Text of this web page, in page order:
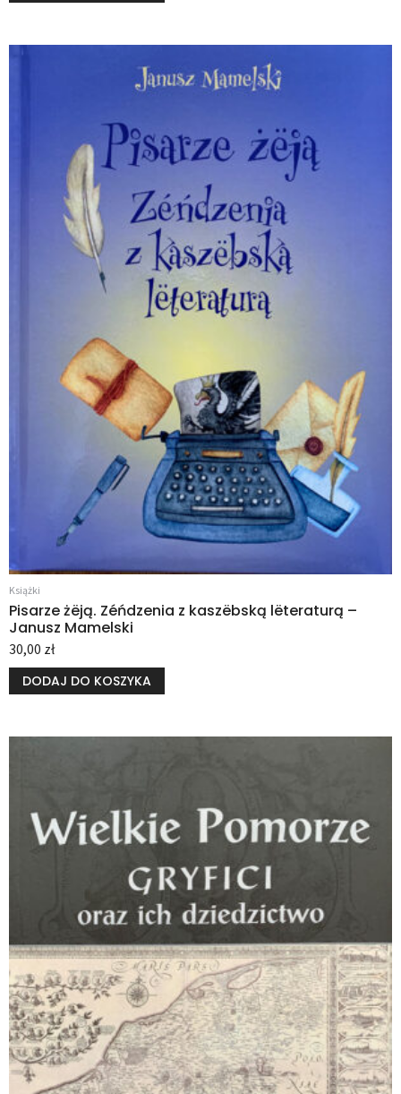
Książki
Pisarze żëją. Zéńdzenia z kaszëbską lëteraturą –
Janusz Mamelski
30,00 zł
DODAJ DO KOSZYKA